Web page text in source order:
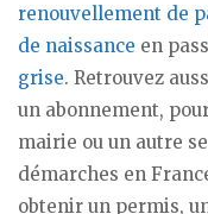
renouvellement de
de naissance en
grise. Retrouvez
un abonnement,
mairie ou un autre
démarches en
obtenir un permis,